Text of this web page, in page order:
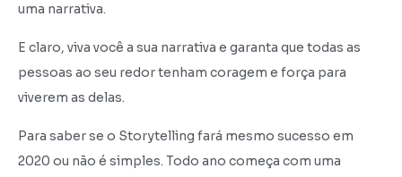
uma narrativa.
E claro, viva você a sua narrativa e garanta que todas as
pessoas ao seu redor tenham coragem e força para
viverem as delas.
Para saber se o Storytelling fará mesmo sucesso em
2020 ou não é simples. Todo ano começa com uma